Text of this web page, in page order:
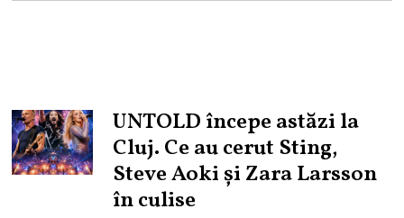
UNTOLD începe astăzi la
Cluj. Ce au cerut Sting,
Steve Aoki și Zara Larsson
în culise